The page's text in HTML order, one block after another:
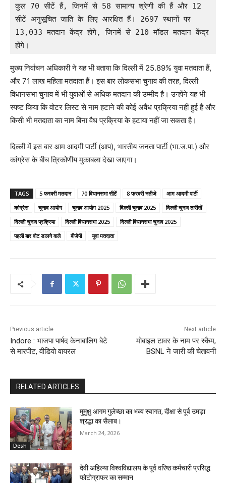
कुल 70 सीटें हैं, जिनमें से 58 सामान्य श्रेणी की हैं और 12
सीटें अनुसूचित जाति के लिए आरक्षित हैं। 2697 स्थानों पर
13,033 मतदान केंद्र होंगे, जिनमें से 210 मॉडल मतदान केंद्र
होंगे।
मुख्य निर्वाचन अधिकारी ने यह भी बताया कि दिल्ली में 25.89% युवा मतदाता हैं,
और 71 लाख महिला मतदाता हैं। इस बार लोकसभा चुनाव की तरह, दिल्ली
विधानसभा चुनाव में भी युवाओं से अधिक मतदान की उम्मीद है। उन्होंने यह भी
स्पष्ट किया कि वोटर लिस्ट से नाम हटाने की कोई अवैध प्रक्रिया नहीं हुई है और
किसी भी मतदाता का नाम बिना वैध प्रक्रिया के हटाया नहीं जा सकता है।
दिल्ली में इस बार आम आदमी पार्टी (आप), भारतीय जनता पार्टी (भा.ज.पा.) और
कांग्रेस के बीच त्रिकोणीय मुकाबला देखा जाएगा।
TAGS 5 फरवरी मतदान 70 विधानसभा सीटें 8 फरवरी नतीजे
आम आदमी पार्टी
कांग्रेस
चुनाव आयोग चुनाव आयोग 2025 दिल्ली चुनाव 2025
दिल्ली चुनाव तारीखें
दिल्ली चुनाव प्रक्रिया
दिल्ली विधानसभा 2025
दिल्ली विधानसभा चुनाव 2025
पहली बार वोट डालने वाले
बीजेपी युवा मतदाता
Previous article
Indore : भाजपा पार्षद केनाबालिग बेटे
से मारपीट, वीडियो वायरल
Next article
मोबाइल टावर के नाम पर स्कैम,
BSNL ने जारी की चेतावनी
RELATED ARTICLES
Desh
मुमुक्षु आगम गुलेच्छा का भव्य स्वागत, दीक्षा से पूर्व उमड़ा
श्रद्धा का सैलाब।
March 24, 2026
देवी अहिल्या विश्वविद्यालय के पूर्व वरिष्ठ कर्मचारी प्रसिद्ध
फोटोग्राफर का सम्मान